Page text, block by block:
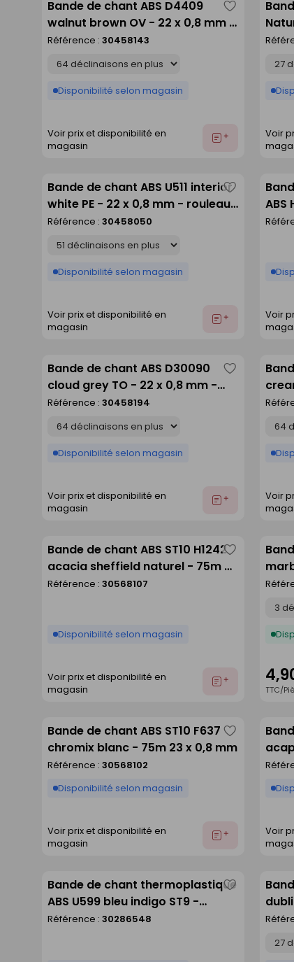
Bande de chant ABS D4409
walnut brown OV - 22 x 0,8 mm -
rouleau de 150 m
Référence : 30458143
Disponibilité selon magasin
Voir prix et disponibilité en
magasin
Ajouter
Enregistrer
comme
mm
Voir
Bande de chant ABS U511 interior
white PE - 22 x 0,8 mm - rouleau
de 150 m
Référence : 30458050
Disponibilité selon magasin
Voir prix et disponibilité en
magasin
Ajouter
Enregistrer
commeABS
Voir
Bande de chant ABS D30090
cloud grey TO - 22 x 0,8 mm -
rouleau de 150 m
Référence : 30458194
Disponibilité selon magasin
Voir prix et disponibilité en
magasin
Ajouter
Enregistrer
comme
Voir
Bande de chant ABS ST10 H1242
acacia sheffield naturel - 75m 23
x 0,8 mm
Référence : 30568107
Disponibilité selon magasin
Voir prix et disponibilité en
magasin
Ajouter
Enregistrer
comme
650
TTC/
Bande de chant ABS ST10 F637
chromix blanc - 75m 23 x 0,8 mm
Référence : 30568102
Disponibilité selon magasin
Voir prix et disponibilité en
magasin
Ajouter
Enregistrer
comme
Voir
Bande de chant thermoplastique
ABS U599 bleu indigo ST9 -
23x0,8mm rouleau de 75m
Référence : 30286548
Enregistrer
comme